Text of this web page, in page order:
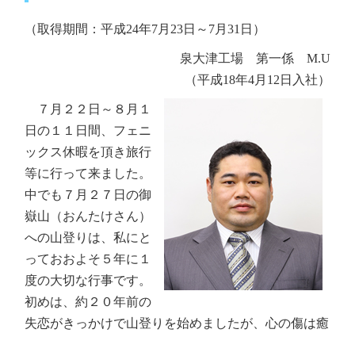
（取得期間：平成24年7月23日～7月31日）
泉大津工場 第一係 M.U
（平成18年4月12日入社）
７月２２日～８月１
日の１１日間、フェニ
ックス休暇を頂き旅行
等に行って来ました。
中でも７月２７日の御
嶽山（おんたけさん）
への山登りは、私にと
っておおよそ５年に１
度の大切な行事です。
初めは、約２０年前の
失恋がきっかけで山登りを始めましたが、心の傷は癒